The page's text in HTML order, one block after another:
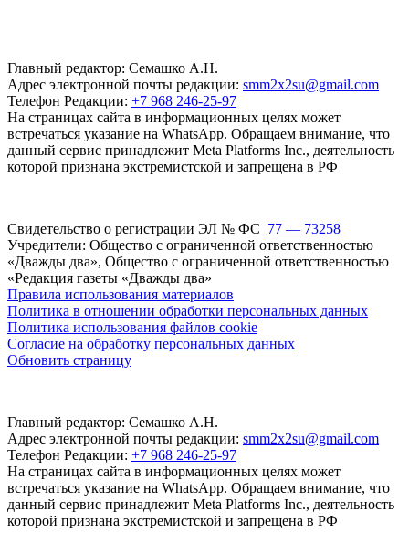
Главный редактор: Семашко А.Н.
Адрес электронной почты редакции: smm2x2su@gmail.com
Телефон Редакции: +7 968 246-25-97
На страницах сайта в информационных целях может
встречаться указание на WhatsApp. Обращаем внимание, что
данный сервис принадлежит Meta Platforms Inc., деятельность
которой признана экстремистской и запрещена в РФ
Свидетельство о регистрации ЭЛ № ФС 77 — 73258
Учредители: Общество с ограниченной ответственностью
«Дважды два», Общество с ограниченной ответственностью
«Редакция газеты «Дважды два»
Правила использования материалов
Политика в отношении обработки персональных данных
Политика использования файлов cookie
Согласие на обработку персональных данных
Обновить страницу
Главный редактор: Семашко А.Н.
Адрес электронной почты редакции: smm2x2su@gmail.com
Телефон Редакции: +7 968 246-25-97
На страницах сайта в информационных целях может
встречаться указание на WhatsApp. Обращаем внимание, что
данный сервис принадлежит Meta Platforms Inc., деятельность
которой признана экстремистской и запрещена в РФ